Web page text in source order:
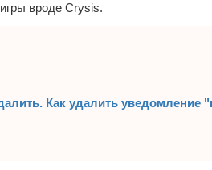
вроде Crysis.
Как удалить уведомление